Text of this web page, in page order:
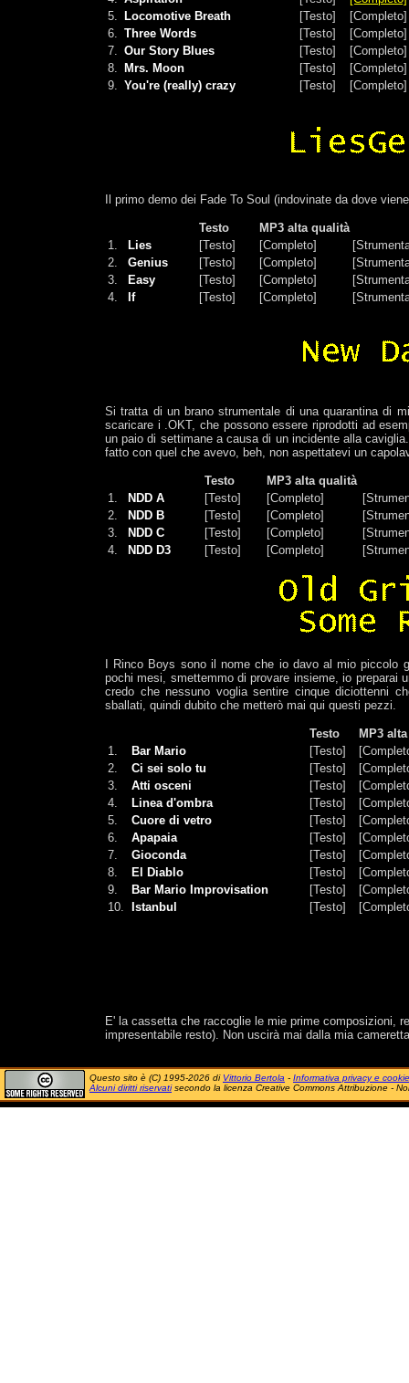
5.
Locomotive Breath [Testo]
[Completo]
6. Three Words [Testo]
[Completo]
7. Our Story Blues [Testo]
[Completo]
8.
Mrs. Moon [Testo]
[Completo]
9. You're (really) crazy [Testo] [Completo]
Il primo demo dei Fade To Soul (indovinate da dove
Testo
MP3 alta qualità
1.
Lies [Testo] [Completo]
2.
Genius [Testo] [Completo]
3.
Easy [Testo] [Completo]
4.
If [Testo] [Completo]
Si tratta di un brano strumentale di una quarantina di
scaricare i .OKT, che possono essere riprodotti ad
un paio di settimane a causa di un incidente alla
fatto con quel che avevo, beh, non aspettatevi un
Testo
MP3 alta qualità
1.
NDD A [Testo] [Completo]
2.
NDD B [Testo] [Completo]
3.
NDD C [Testo] [Completo]
4.
NDD D3 [Testo] [Completo]
I Rinco Boys sono il nome che io davo al mio piccolo
pochi mesi, smettemmo di provare insieme, io preparai
credo che nessuno voglia sentire cinque diciottenni
sballati, quindi dubito che metterò mai qui questi pezzi.
Testo
MP3
1.
Bar Mario [Testo]
2.
Ci sei solo tu [Testo]
3.
Atti osceni [Testo]
4.
Linea d'ombra [Testo]
5.
Cuore di vetro [Testo]
6.
Apapaia [Testo]
7.
Gioconda [Testo]
8.
El Diablo [Testo]
9.
Bar Mario Improvisation [Testo]
10.
Istanbul [Testo]
E' la cassetta che raccoglie le mie prime composizioni,
impresentabile resto). Non uscirà mai dalla mia
Questo sito è (C) 1995-2026 di Vittorio Bertola - Informativa privacy e cookie
Alcuni diritti riservatisecondo la licenza Creative Commons Attribuzione -